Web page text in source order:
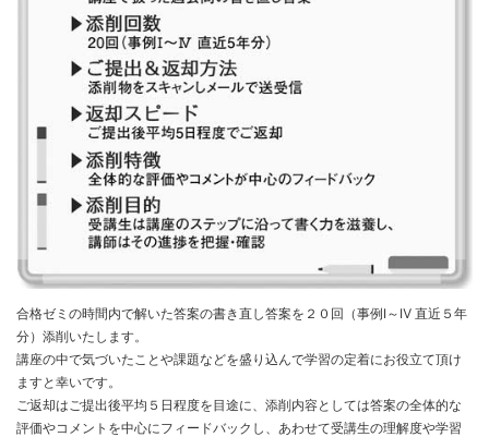
合格ゼミの時間内で解いた答案の書き直し答案を２０回（事例Ⅰ～Ⅳ 直近５年
分）添削いたします。
講座の中で気づいたことや課題などを盛り込んで学習の定着にお役立て頂け
ますと幸いです。
ご返却はご提出後平均５日程度を目途に、添削内容としては答案の全体的な
評価やコメントを中心にフィードバックし、あわせて受講生の理解度や学習